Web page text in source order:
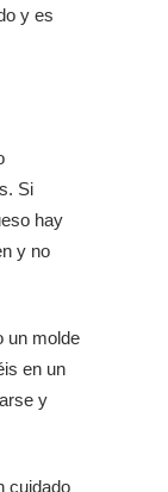
y es
Si
hay
y no
un molde
en un
y
cuidado